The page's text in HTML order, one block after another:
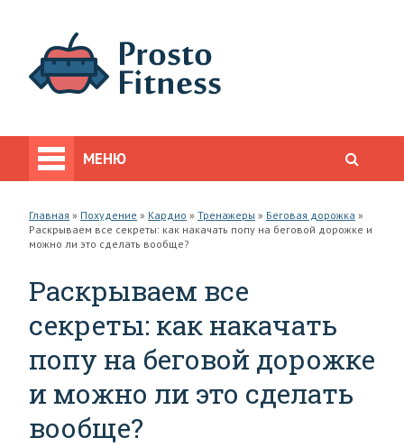
МЕНЮ
Главная » Похудение » Кардио » Тренажеры » Беговая дорожка »
Раскрываем все секреты: как накачать попу на беговой дорожке и
можно ли это сделать вообще?
Раскрываем все
секреты: как накачать
попу на беговой дорожке
и можно ли это сделать
вообще?